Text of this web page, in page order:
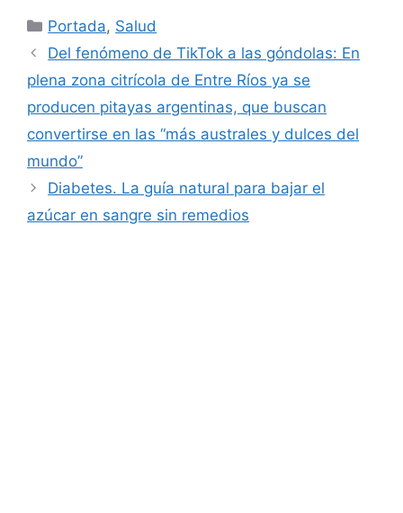
Categorías
Portada, Salud
Del fenómeno de TikTok a las góndolas: En
plena zona citrícola de Entre Ríos ya se
producen pitayas argentinas, que buscan
convertirse en las “más australes y dulces del
mundo”
Diabetes. La guía natural para bajar el
azúcar en sangre sin remedios